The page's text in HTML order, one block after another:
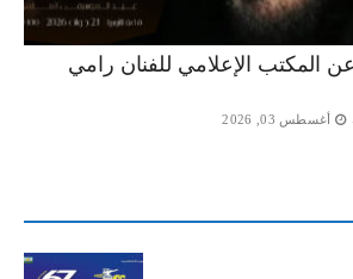
المكتب الإعلامي للفنان رامي
أغسطس 03, 2026